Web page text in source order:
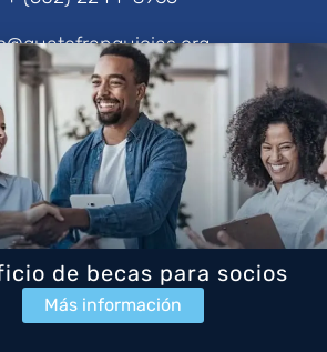
de Franquicias, todos los
reservados.
por Royale Studios.
de becas para socios
Más información